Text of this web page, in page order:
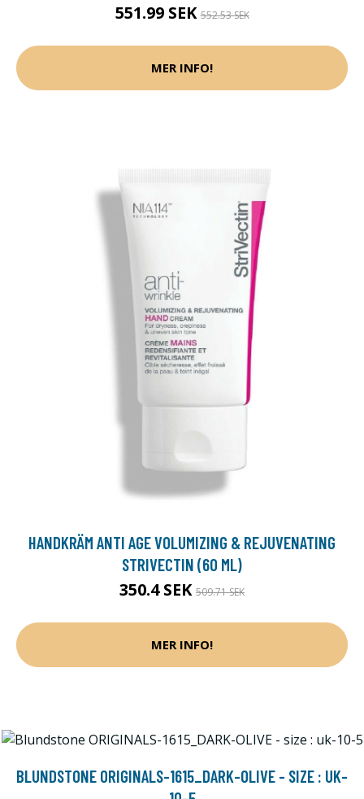
551.99 SEK552.53 SEK
MER INFO!
HANDKRÄM ANTI AGE VOLUMIZING & REJUVENATING
STRIVECTIN (60 ML)
350.4 SEK 509.71 SEK
MER INFO!
BLUNDSTONE ORIGINALS-1615_DARK-OLIVE - SIZE : UK-